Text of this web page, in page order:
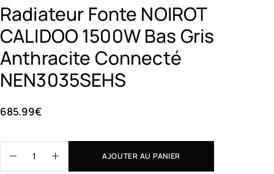
Radiateur Fonte NOIROT
CALIDOO 1500W Bas Gris
Anthracite Connecté
NEN3035SEHS
685.99€
AJOUTER AU PANIER